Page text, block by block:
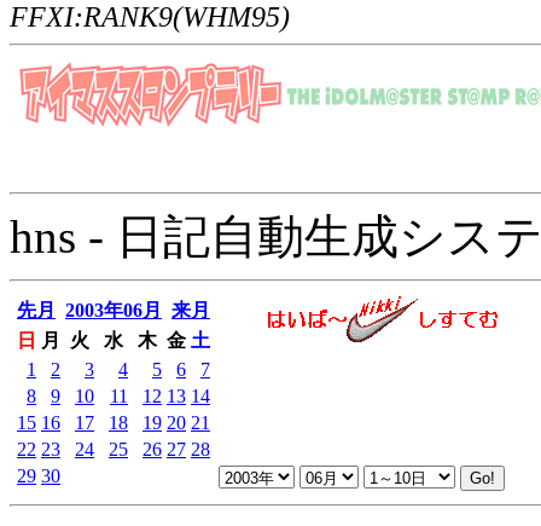
FFXI:RANK9(WHM95)
hns - 日記自動生成シス
先月 2003年06月
来月
日
月 火 水 木 金 土
1
2 3 4 5 6
7
8
9 10 11 12 13 14
15 16 17 18 19 20 21
22 23 24 25 26 27 28
29 30